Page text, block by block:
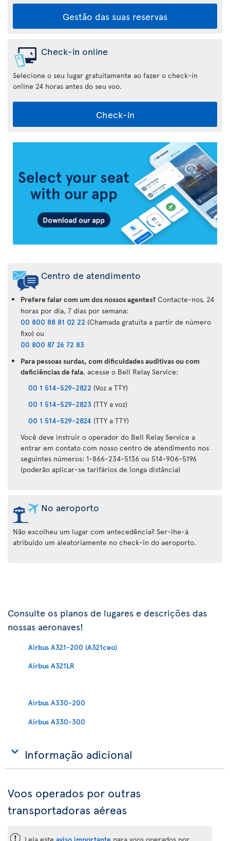
Gestão das suas reservas
Check-in online
Selecione o seu lugar gratuitamente ao fazer o check-in
online 24 horas antes do seu voo.
Check-in
Air
Transat
Centro de atendimento
Prefere falar com um dos nossos agentes? Contacte-nos, 24
horas por dia, 7 dias por semana:
00 800 88 81 02 22 (Chamada gratuita a partir de número
fixo) ou
00 800 87 26 72 83
Para pessoas surdas, com dificuldades auditivas ou com
deficiências de fala, acesse o Bell Relay Service:
00 1 514-529-2822 (Voz a TTY)
00 1 514-529-2823 (TTY a voz)
00 1 514-529-2824 (TTY a TTY)
Você deve instruir o operador do Bell Relay Service a
entrar em contato com nosso centro de atendimento nos
seguintes números: 1-866-234-5136 ou 514-906-5196
(poderão aplicar-se tarifários de longa distância)
No aeroporto
Não escolheu um lugar com antecedência? Ser-lhe-á
atribuído um aleatoriamente no check-in do aeroporto.
Consulte os planos de lugares e descrições das
nossas aeronaves!
Airbus A321-200 (A321ceo)
Airbus A321LR
Airbus A330-200
Airbus A330-300
Informação adicional
Voos operados por outras
transportadoras aéreas